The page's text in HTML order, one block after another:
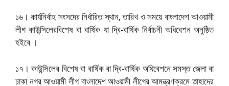
১৬। কার্যনির্বাহ সংসদের নির্ধারিত স্থান, তারিখ ও সময়ে বাংলাদেশ আওয়ামী
লীগ কাউন্সিলেরবিশেষ বা বার্ষিক যা দ্বি-বার্ষিক নির্বাচনী অধিবেশন অনুষ্ঠিত
হইবে ।
১৭। কাউন্সিলের বিশেষ বা বার্ষিক বা দ্বি-বার্ষিক অধিবেশনে সমস্ত জেলা বা
ঢাকা নগর আওয়ামী লীগ বাংলাদেশ আওয়ামী লীগের আমন্ত্রণক্রমে তাহাদের